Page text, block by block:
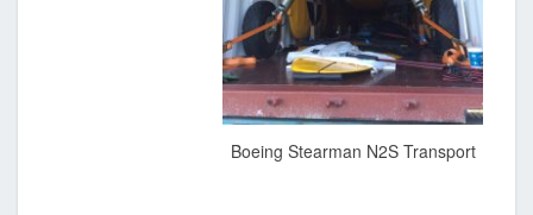
Boeing Stearman N2S Transport